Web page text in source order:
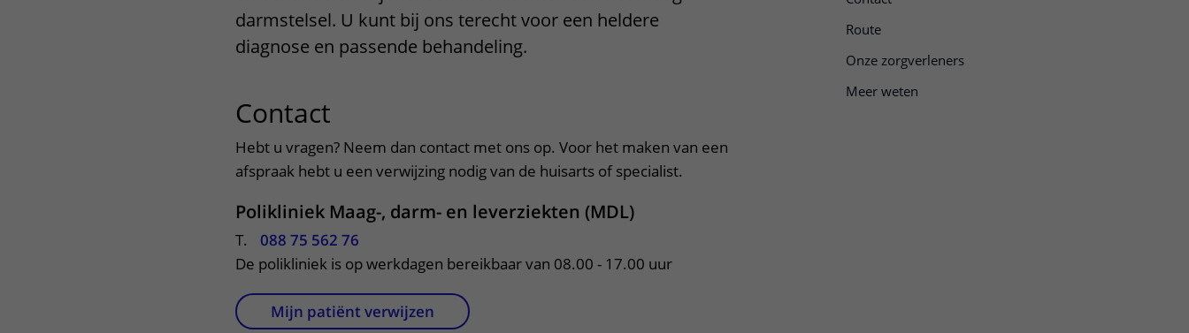
Bezoektijden Contact met verpleegafdeling
Route
Onze zorgverleners
Meer weten
darmstelsel. U kunt bij ons terecht voor een heldere
diagnose en passende behandeling.
Contact
Hebt u vragen? Neem dan contact met ons op. Voor het maken van een
afspraak hebt u een verwijzing nodig van de huisarts of specialist.
Polikliniek Maag-, darm- en leverziekten (MDL)
T.
088 75 562 76
De polikliniek is op werkdagen bereikbaar van 08.00 - 17.00 uur
Mijn patiënt verwijzen